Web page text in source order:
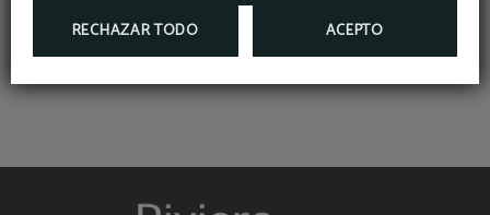
RECHAZAR TODO ACEPTO